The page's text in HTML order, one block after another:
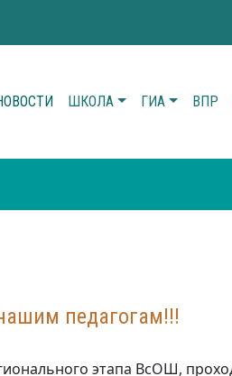
ШКОЛА ГИА ВПР
педагогам!!!
этапа ВсОШ,